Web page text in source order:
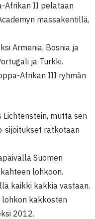
Afrikan II pelataan
massakentillä,
Armenia, Bosnia ja
ja Turkki.
Afrikan III ryhmän
mutta sen
sijoitukset ratkotaan
Suomen
lohkoon.
kaikki kakkia vastaan.
kakkosten
2012.